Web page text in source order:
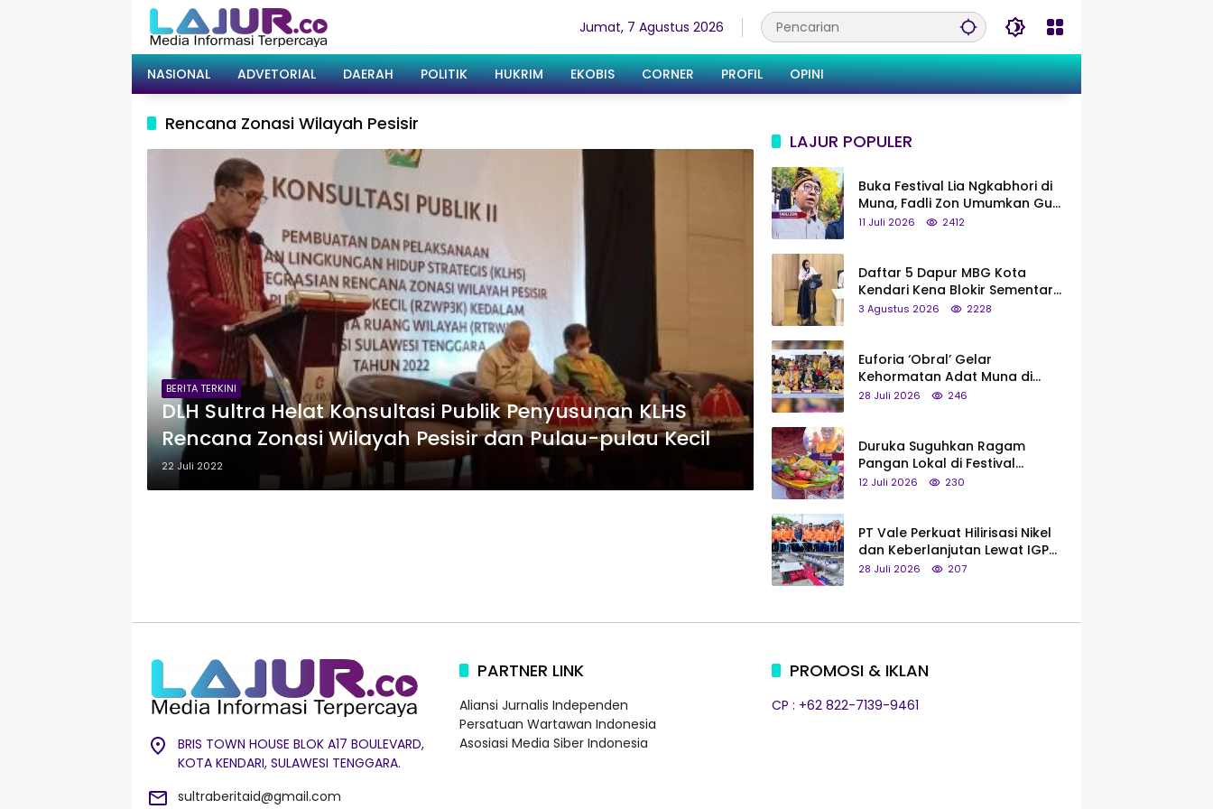
Jumat, 7 Agustus 2026
NASIONAL ADVETORIAL DAERAH POLITIK HUKRIM EKOBIS CORNER PROFIL OPINI
Rencana Zonasi Wilayah Pesisir
BERITA TERKINI
DLH Sultra Helat Konsultasi Publik Penyusunan KLHS
Rencana Zonasi Wilayah Pesisir dan Pulau-pulau Kecil
22 Juli 2022
LAJUR POPULER
Buka Festival Lia Ngkabhori di
Muna, Fadli Zon Umumkan Gua
Metanduno Segera Naik Status
11 Juli 2026 2412
Daftar 5 Dapur MBG Kota
Kendari Kena Blokir Sementara
dari Pusat
3 Agustus 2026 2228
Euforia ‘Obral’ Gelar
Kehormatan Adat Muna di
Silaturahmi KKMM, Ridwan Bae:
28 Juli 2026 246
Duruka Suguhkan Ragam
Pangan Lokal di Festival
Liangkobhori, Dari Umbi Rebus
12 Juli 2026 230
PT Vale Perkuat Hilirisasi Nikel
dan Keberlanjutan Lewat IGP
Morowali
28 Juli 2026 207
BRIS TOWN HOUSE BLOK A17 BOULEVARD,
KOTA KENDARI, SULAWESI TENGGARA.
sultraberitaid@gmail.com
PARTNER LINK
Aliansi Jurnalis Independen
Persatuan Wartawan Indonesia
Asosiasi Media Siber Indonesia
PROMOSI & IKLAN
CP : +62 822-7139-9461